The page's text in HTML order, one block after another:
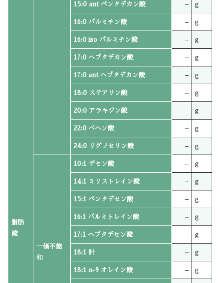
脂肪
酸
15:0 ant ペンタデカン酸 – g
16:0 パルミチン酸 – g
16:0 iso パルミチン酸 – g
17:0 ヘプタデカン酸 – g
17:0 ant ヘプタデカン酸 – g
18:0 ステアリン酸 – g
20:0 アラキジン酸 – g
22:0 ベヘン酸 – g
24:0 リグノセリン酸 – g
一価不飽
和
10:1 デセン酸 – g
14:1 ミリストレイン酸 – g
15:1 ペンタデセン酸 – g
16:1 パルミトレイン酸 – g
17:1 ヘプタデセン酸 – g
18:1 計 – g
18:1 n-9 オレイン酸 – g